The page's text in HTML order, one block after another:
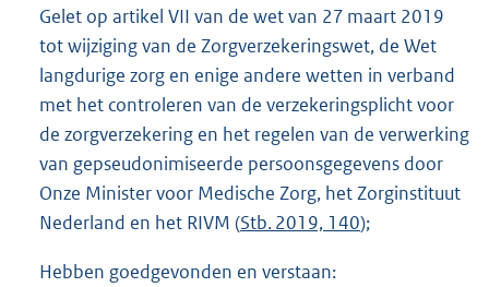
Gelet op artikel VII van de wet van 27 maart 2019
tot wijziging van de Zorgverzekeringswet, de Wet
langdurige zorg en enige andere wetten in verband
met het controleren van de verzekeringsplicht voor
de zorgverzekering en het regelen van de verwerking
van gepseudonimiseerde persoonsgegevens door
Onze Minister voor Medische Zorg, het Zorginstituut
Nederland en het RIVM (Stb. 2019, 140);
Hebben goedgevonden en verstaan: